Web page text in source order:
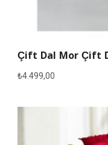
Çift Dal Mor Çift
₺4.499,00